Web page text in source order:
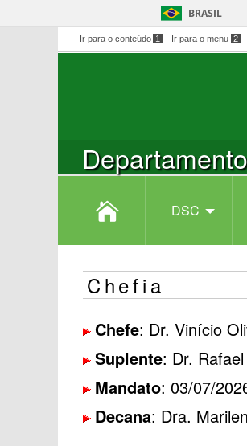
BRASIL
Ir para o conteúdo 1 Ir para o menu 2
DSC
Chefia
Chefe: Dr. Vinício
Suplente: Dr.
Mandato: 03/07/
Decana: Dra.